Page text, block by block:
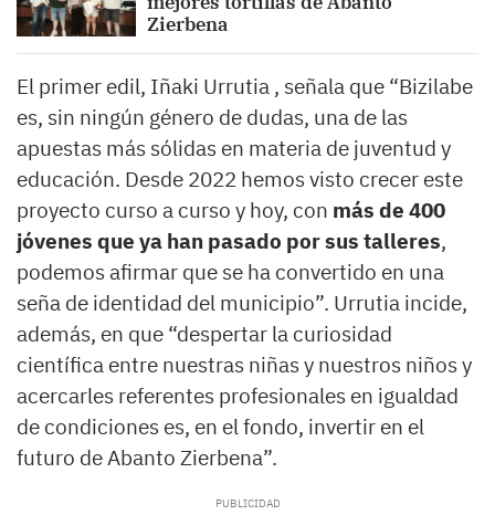
Zierbena
El primer edil, Iñaki Urrutia , señala que “Bizilabe
es, sin ningún género de dudas, una de las
apuestas más sólidas en materia de juventud y
educación. Desde 2022 hemos visto crecer este
proyecto curso a curso y hoy, con más de 400
jóvenes que ya han pasado por sus talleres,
podemos afirmar que se ha convertido en una
seña de identidad del municipio”. Urrutia incide,
además, en que “despertar la curiosidad
científica entre nuestras niñas y nuestros niños y
acercarles referentes profesionales en igualdad
de condiciones es, en el fondo, invertir en el
futuro de Abanto Zierbena”.